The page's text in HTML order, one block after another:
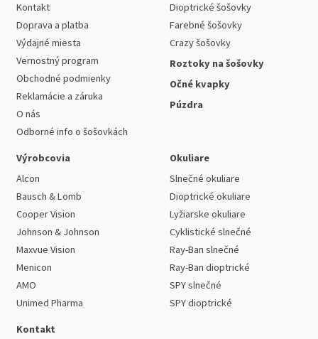
Kontakt
Doprava a platba
Výdajné miesta
Vernostný program
Obchodné podmienky
Reklamácie a záruka
O nás
Odborné info o šošovkách
Dioptrické šošovky
Farebné šošovky
Crazy šošovky
Roztoky na šošovky
Očné kvapky
Púzdra
Výrobcovia
Alcon
Bausch & Lomb
Cooper Vision
Johnson & Johnson
Maxvue Vision
Menicon
AMO
Unimed Pharma
Okuliare
Slnečné okuliare
Dioptrické okuliare
Lyžiarske okuliare
Cyklistické slnečné
Ray-Ban slnečné
Ray-Ban dioptrické
SPY slnečné
SPY dioptrické
Kontakt